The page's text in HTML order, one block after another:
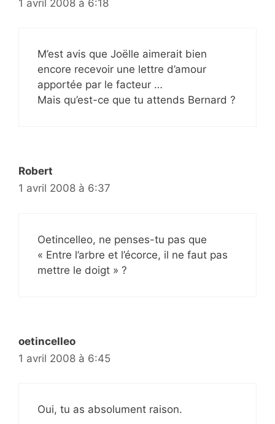
1 avril 2008 à 6:18
M’est avis que Joëlle aimerait bien
encore recevoir une lettre d’amour
apportée par le facteur …
Mais qu’est-ce que tu attends Bernard ?
Robert
1 avril 2008 à 6:37
Oetincelleo, ne penses-tu pas que
« Entre l’arbre et l’écorce, il ne faut pas
mettre le doigt » ?
oetincelleo
1 avril 2008 à 6:45
Oui, tu as absolument raison.